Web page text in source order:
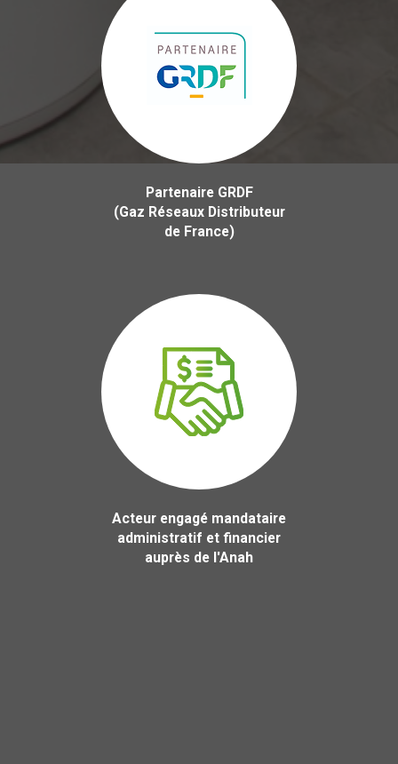
Partenaire GRDF
(Gaz Réseaux Distributeur
de France)
Acteur engagé mandataire
administratif et financier
auprès de l'Anah